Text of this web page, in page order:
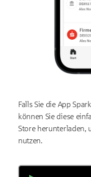
Falls Sie die App
können Sie diese
Store herunterladen,
nutzen.